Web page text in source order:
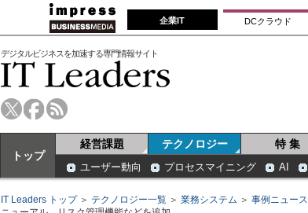
企業IT DCクラウド
デジタルビジネスを加速する専門情報サイト
トップ
経営課題 テクノロジー 特 集
ユーザー動向 プロセスマイニング AI
IT Leaders トップ＞ テクノロジー一覧 ＞ 業務システム ＞ 事例ニュース